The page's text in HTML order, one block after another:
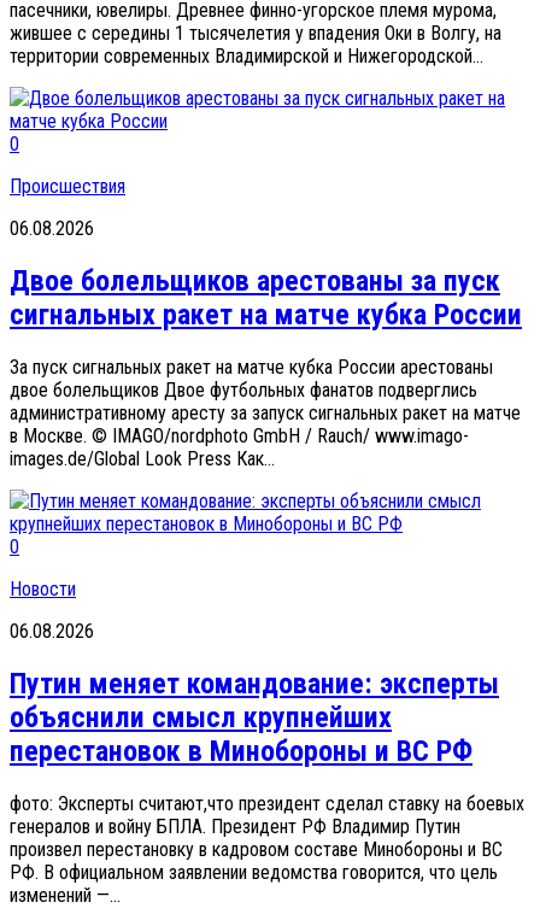
пасечники, ювелиры. Древнее финно-угорское племя мурома,
жившее с середины 1 тысячелетия у впадения Оки в Волгу, на
территории современных Владимирской и Нижегородской...
0
Происшествия
06.08.2026
Двое болельщиков арестованы за пуск
сигнальных ракет на матче кубка России
За пуск сигнальных ракет на матче кубка России арестованы
двое болельщиков Двое футбольных фанатов подверглись
административному аресту за запуск сигнальных ракет на матче
в Москве. © IMAGO/nordphoto GmbH / Rauch/ www.imago-
images.de/Global Look Press Как...
0
Новости
06.08.2026
Путин меняет командование: эксперты
объяснили смысл крупнейших
перестановок в Минобороны и ВС РФ
фото: Эксперты считают,что президент сделал ставку на боевых
генералов и войну БПЛА. Президент РФ Владимир Путин
произвел перестановку в кадровом составе Минобороны и ВС
РФ. В официальном заявлении ведомства говорится, что цель
изменений —...